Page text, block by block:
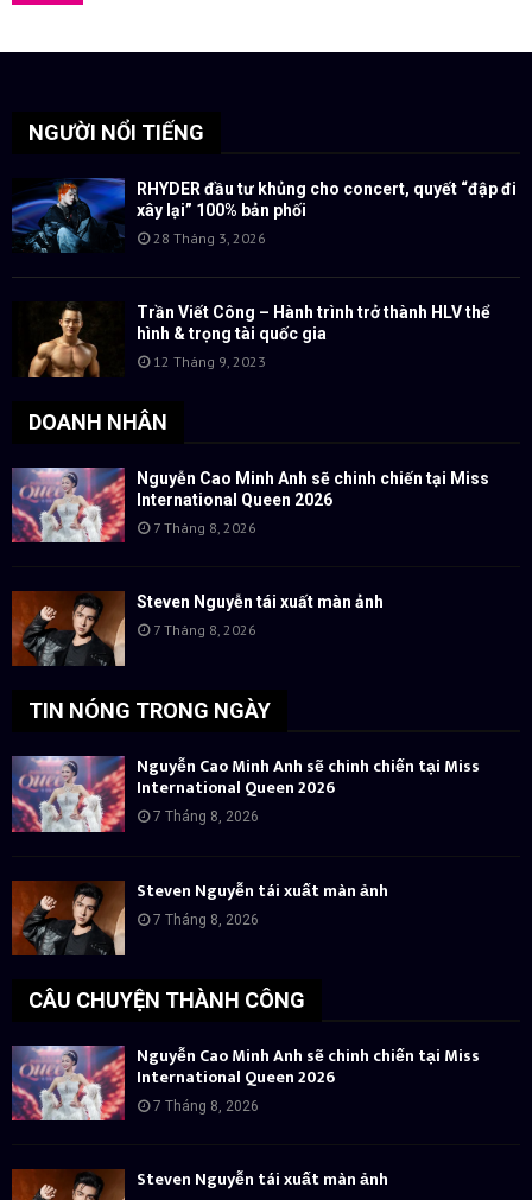
NGƯỜI NỔI TIẾNG
RHYDER đầu tư khủng cho concert, quyết “đập đi
xây lại” 100% bản phối
28 Tháng 3, 2026
Trần Viết Công – Hành trình trở thành HLV thể
hình & trọng tài quốc gia
12 Tháng 9, 2023
DOANH NHÂN
Nguyễn Cao Minh Anh sẽ chinh chiến tại Miss
International Queen 2026
7 Tháng 8, 2026
Steven Nguyễn tái xuất màn ảnh
7 Tháng 8, 2026
TIN NÓNG TRONG NGÀY
Nguyễn Cao Minh Anh sẽ chinh chiến tại Miss
International Queen 2026
7 Tháng 8, 2026
Steven Nguyễn tái xuất màn ảnh
7 Tháng 8, 2026
CÂU CHUYỆN THÀNH CÔNG
Nguyễn Cao Minh Anh sẽ chinh chiến tại Miss
International Queen 2026
7 Tháng 8, 2026
Steven Nguyễn tái xuất màn ảnh